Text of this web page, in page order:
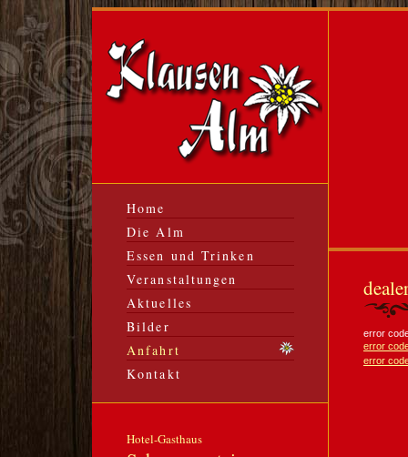
Home
Die Alm
Essen und Trinken
Veranstaltungen
Aktuelles
Bilder
Anfahrt
Kontakt
Hotel-Gasthaus
error
error
error